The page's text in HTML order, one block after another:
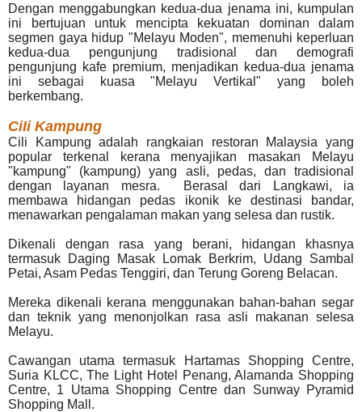
Dengan menggabungkan kedua-dua jenama ini, kumpulan
ini bertujuan untuk mencipta kekuatan dominan dalam
segmen gaya hidup "Melayu Moden", memenuhi keperluan
kedua-dua pengunjung tradisional dan demografi
pengunjung kafe premium, menjadikan kedua-dua jenama
ini sebagai kuasa "Melayu Vertikal" yang boleh
berkembang.
CiIi Kampung
Cili Kampung adalah rangkaian restoran Malaysia yang
popular terkenal kerana menyajikan masakan Melayu
"kampung" (kampung) yang asli, pedas, dan tradisional
dengan layanan mesra. Berasal dari Langkawi, ia
membawa hidangan pedas ikonik ke destinasi bandar,
menawarkan pengalaman makan yang selesa dan rustik.
Dikenali dengan rasa yang berani, hidangan khasnya
termasuk Daging Masak Lomak Berkrim, Udang Sambal
Petai, Asam Pedas Tenggiri, dan Terung Goreng Belacan.
Mereka dikenali kerana menggunakan bahan-bahan segar
dan teknik yang menonjolkan rasa asli makanan selesa
Melayu.
Cawangan utama termasuk Hartamas Shopping Centre,
Suria KLCC, The Light Hotel Penang, Alamanda Shopping
Centre, 1 Utama Shopping Centre dan Sunway Pyramid
Shopping Mall.